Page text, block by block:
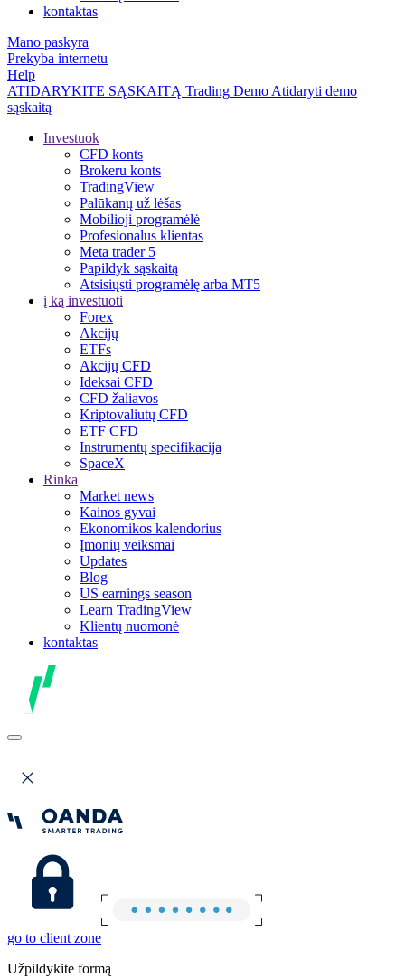
kontaktas
Mano paskyra
Prekyba internetu
Help
ATIDARYKITE SĄSKAITĄ Trading Demo Atidaryti demo
sąskaitą
Investuok
CFD konts
Brokeru konts
TradingView
Palūkanų už lėšas
Mobilioji programėlė
Profesionalus klientas
Meta trader 5
Papildyk sąskaitą
Atsisiųsti programėlę arba MT5
į ką investuoti
Forex
Akcijų
ETFs
Akcijų CFD
Ideksai CFD
CFD žaliavos
Kriptovaliutų CFD
ETF CFD
Instrumentų specifikacija
SpaceX
Rinka
Market news
Kainos gyvai
Ekonomikos kalendorius
Įmonių veiksmai
Updates
Blog
US earnings season
Learn TradingView
Klientų nuomonė
kontaktas
go to client zone
Užpildykite formą